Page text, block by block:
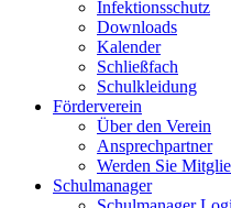
Infektionsschutz
Downloads
Kalender
Schließfach
Schulkleidung
Förderverein
Über den Verein
Ansprechpartner
Werden Sie
Schulmanager